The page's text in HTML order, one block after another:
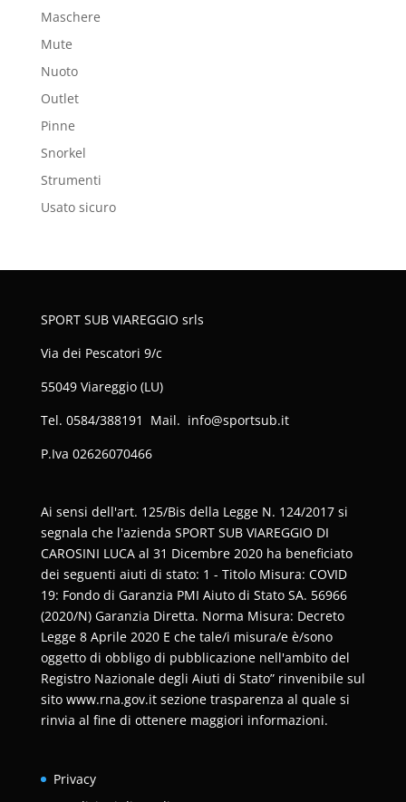
Maschere
Mute
Nuoto
Outlet
Pinne
Snorkel
Strumenti
Usato sicuro
SPORT SUB VIAREGGIO srls
Via dei Pescatori 9/c
55049 Viareggio (LU)
Tel. 0584/388191 Mail. info@sportsub.it
P.Iva 02626070466
Ai sensi dell'art. 125/Bis della Legge N. 124/2017 si
segnala che l'azienda SPORT SUB VIAREGGIO DI
CAROSINI LUCA al 31 Dicembre 2020 ha beneficiato
dei seguenti aiuti di stato: 1 - Titolo Misura: COVID
19: Fondo di Garanzia PMI Aiuto di Stato SA. 56966
(2020/N) Garanzia Diretta. Norma Misura: Decreto
Legge 8 Aprile 2020 E che tale/i misura/e è/sono
oggetto di obbligo di pubblicazione nell'ambito del
Registro Nazionale degli Aiuti di Stato” rinvenibile sul
sito www.rna.gov.it sezione trasparenza al quale si
rinvia al fine di ottenere maggiori informazioni.
Privacy